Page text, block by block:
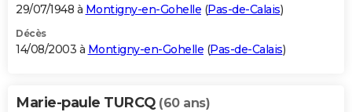
29/07/1948 à Montigny-en-Gohelle (Pas-de-Calais)
Décès
14/08/2003 à Montigny-en-Gohelle (Pas-de-Calais)
Marie-paule TURCQ (60 ans)